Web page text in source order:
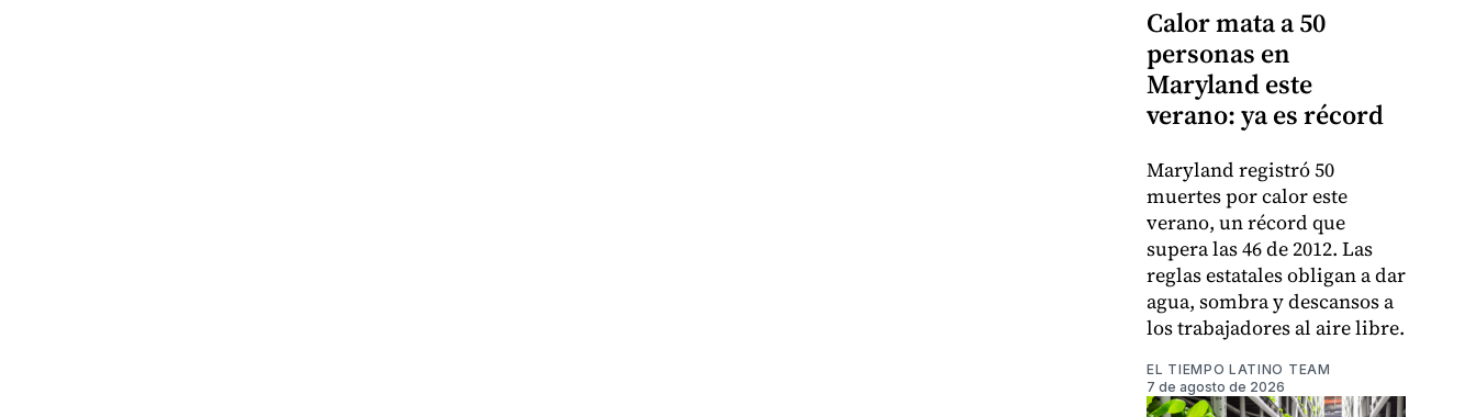
Calor mata a 50
personas en
Maryland este
verano: ya es récord
Maryland registró 50
muertes por calor este
verano, un récord que
supera las 46 de 2012. Las
reglas estatales obligan a dar
agua, sombra y descansos a
los trabajadores al aire libre.
EL TIEMPO LATINO TEAM
7 de agosto de 2026